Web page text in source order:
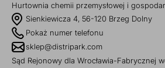
Hurtownia chemii przemysłowej i
Sienkiewicza 4, 56-120 Brzeg Dolny
Pokaż numer telefonu
sklep@distripark.com
Sąd Rejonowy dla Wrocławia-Fabrycznej